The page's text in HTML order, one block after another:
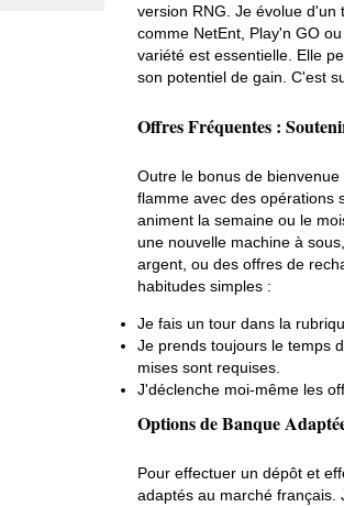
version RNG. Je évolue d'un
comme NetEnt, Play'n GO
variété est essentielle. Elle
son potentiel de gain. C'est
Offres Fréquentes :
Outre le bonus de
flamme avec des opérations
animent la semaine ou le
une nouvelle machine à
argent, ou des offres de
habitudes simples :
Je fais un tour dans la
Je prends toujours le temps
mises sont requises.
J'déclenche moi-même les
Options de Banque
Pour effectuer un dépôt et
adaptés au marché français.